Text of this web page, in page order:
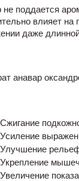
не поддается
влияет на
даже
анавар
Сжигание
Усиление
Улучшение
Укрепление
Увеличение